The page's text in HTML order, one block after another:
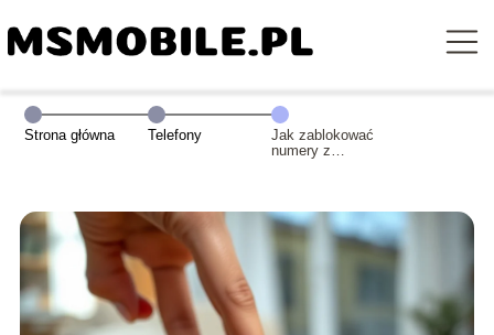
Strona główna Telefony
Jak zablokować
numery z